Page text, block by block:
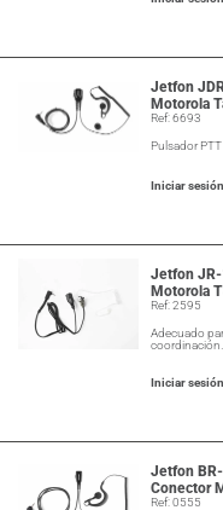
Jetfon
Motorola
Ref: 6693
Pulsador
Iniciar
Jetfon JR-
Motorola
Ref: 2595
Adecuado
coordinación…
Iniciar
Jetfon
Conector
Ref: 0555